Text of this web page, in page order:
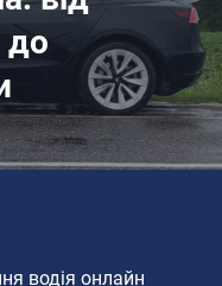
до
водія онлайн